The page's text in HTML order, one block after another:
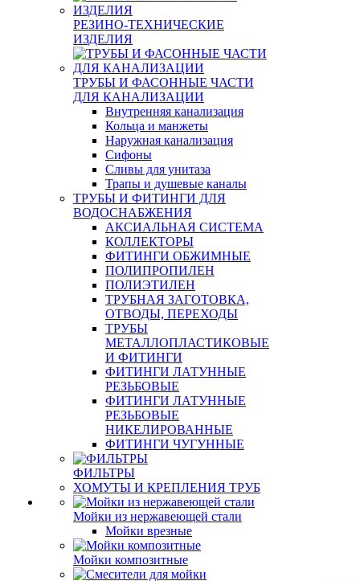
РЕЗИНО-ТЕХНИЧЕСКИЕ
ИЗДЕЛИЯ
ТРУБЫ И ФАСОННЫЕ ЧАСТИ
ДЛЯ КАНАЛИЗАЦИИ
Внутренняя канализация
Кольца и манжеты
Наружная канализация
Сифоны
Сливы для унитаза
Трапы и душевые каналы
ТРУБЫ И ФИТИНГИ ДЛЯ
ВОДОСНАБЖЕНИЯ
АКСИАЛЬНАЯ СИСТЕМА
КОЛЛЕКТОРЫ
ФИТИНГИ ОБЖИМНЫЕ
ПОЛИПРОПИЛЕН
ПОЛИЭТИЛЕН
ТРУБНАЯ ЗАГОТОВКА,
ОТВОДЫ, ПЕРЕХОДЫ
ТРУБЫ
МЕТАЛЛОПЛАСТИКОВЫЕ
И ФИТИНГИ
ФИТИНГИ ЛАТУННЫЕ
РЕЗЬБОВЫЕ
ФИТИНГИ ЛАТУННЫЕ
РЕЗЬБОВЫЕ
НИКЕЛИРОВАННЫЕ
ФИТИНГИ ЧУГУННЫЕ
ФИЛЬТРЫ
ХОМУТЫ И КРЕПЛЕНИЯ ТРУБ
Мойки из нержавеющей стали
Мойки врезные
Мойки композитные